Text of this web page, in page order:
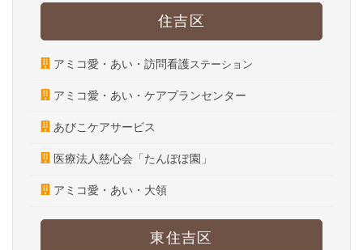
住吉区
アミコ愛・あい・訪問看護ステーション
アミコ愛・あい・ケアプランセンター
あびこケアサービス
医療法人慈心会「たんぽぽ園」
アミコ愛・あい・大領
東住吉区